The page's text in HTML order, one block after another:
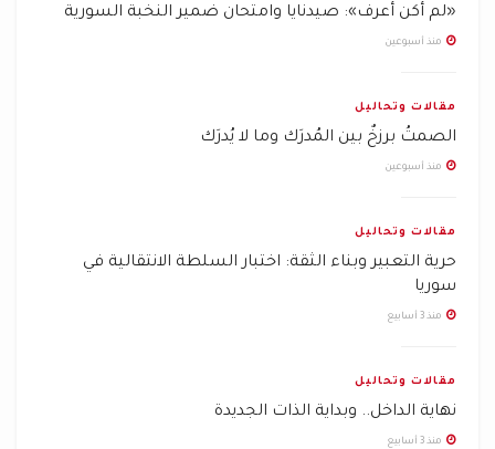
«لم أكن أعرف»: صيدنايا وامتحان ضمير النخبة السورية
منذ أسبوعين
مقالات وتحاليل
الصمتُ برزخٌ بين المُدرَك وما لا يُدرَك
منذ أسبوعين
مقالات وتحاليل
حرية التعبير وبناء الثقة: اختبار السلطة الانتقالية في
سوريا
منذ 3 أسابيع
مقالات وتحاليل
نهاية الداخل.. وبداية الذات الجديدة
منذ 3 أسابيع